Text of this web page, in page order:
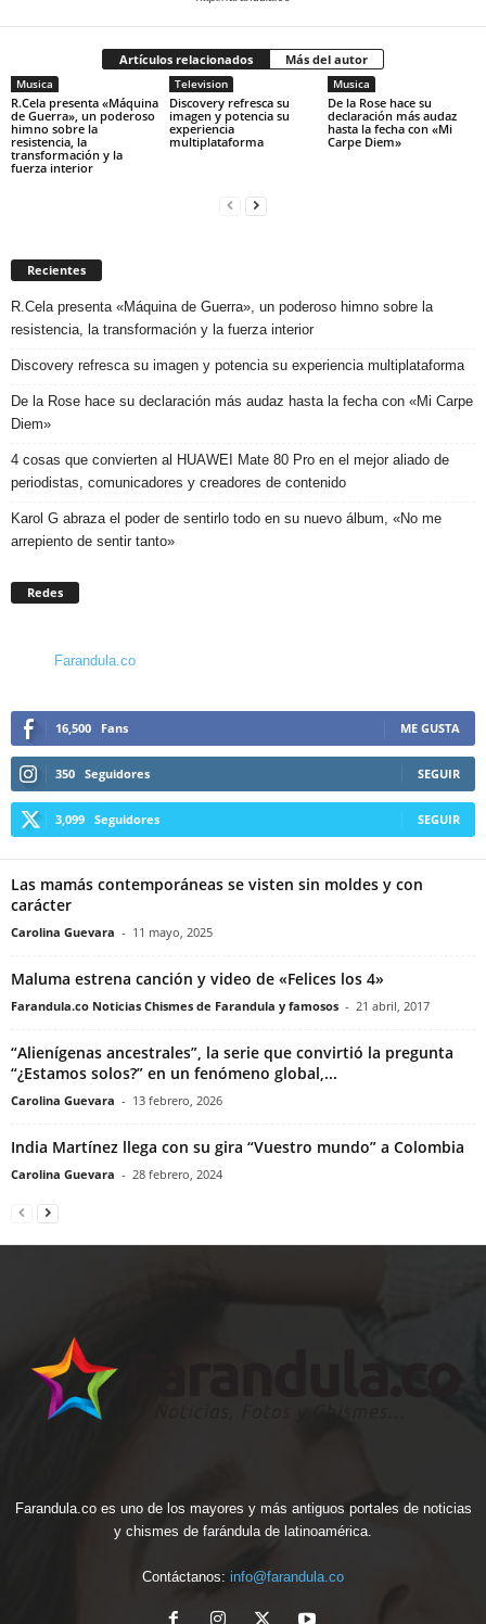
Artículos relacionados Más del autor
Musica
R.Cela presenta «Máquina
de Guerra», un poderoso
himno sobre la
resistencia, la
transformación y la
fuerza interior
Television
Discovery refresca su
imagen y potencia su
experiencia
multiplataforma
Musica
De la Rose hace su
declaración más audaz
hasta la fecha con «Mi
Carpe Diem»
Recientes
R.Cela presenta «Máquina de Guerra», un poderoso himno sobre la
resistencia, la transformación y la fuerza interior
Discovery refresca su imagen y potencia su experiencia multiplataforma
De la Rose hace su declaración más audaz hasta la fecha con «Mi Carpe
Diem»
4 cosas que convierten al HUAWEI Mate 80 Pro en el mejor aliado de
periodistas, comunicadores y creadores de contenido
Karol G abraza el poder de sentirlo todo en su nuevo álbum, «No me
arrepiento de sentir tanto»
Redes
Farandula.co
16,500 Fans ME GUSTA
350 Seguidores SEGUIR
3,099 Seguidores SEGUIR
Las mamás contemporáneas se visten sin moldes y con
carácter
Carolina Guevara - 11 mayo, 2025
Maluma estrena canción y video de «Felices los 4»
Farandula.co Noticias Chismes de Farandula y famosos - 21 abril, 2017
“Alienígenas ancestrales”, la serie que convirtió la pregunta
“¿Estamos solos?” en un fenómeno global,...
Carolina Guevara - 13 febrero, 2026
India Martínez llega con su gira “Vuestro mundo” a Colombia
Carolina Guevara - 28 febrero, 2024
Farandula.co es uno de los mayores y más antiguos portales de noticias
y chismes de farándula de latinoamérica.
Contáctanos: info@farandula.co